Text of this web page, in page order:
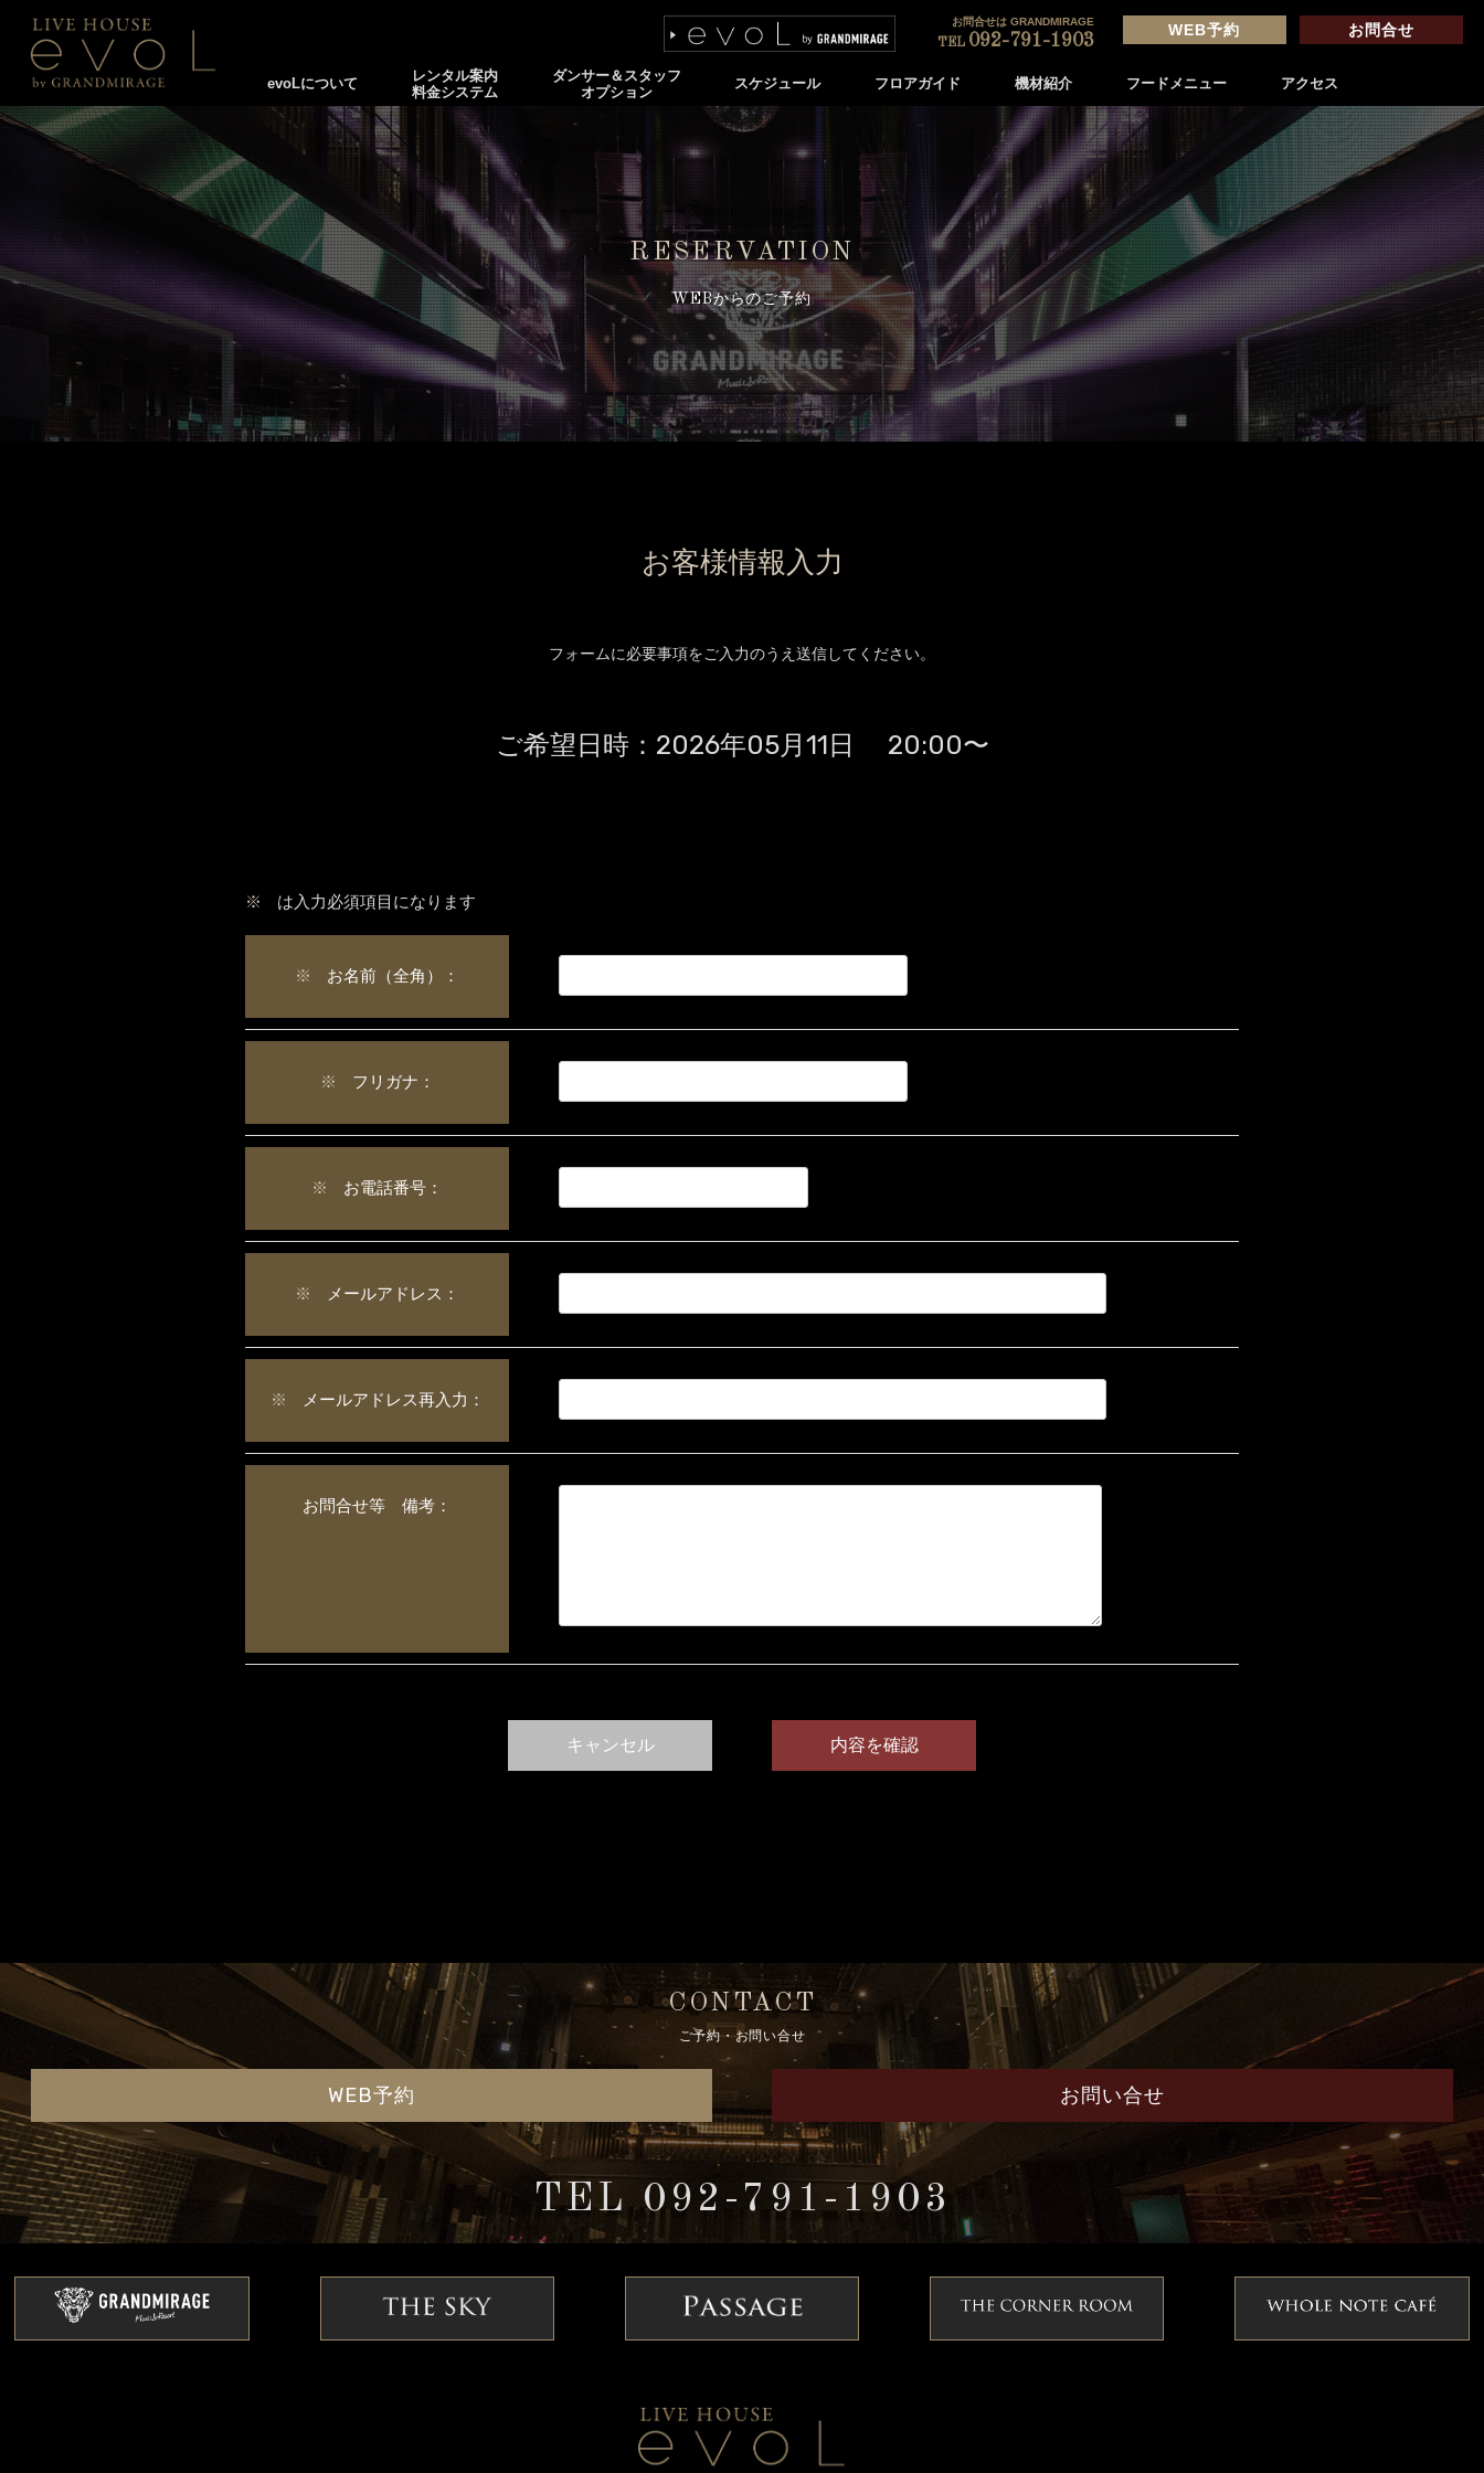
evoLについて
レンタル案内
料金システム
ダンサー＆スタッフ
オプション
スケジュール フロアガイド 機材紹介 フードメニュー アクセス
お問合せは GRANDMIRAGE
TEL 092-791-1903
WEB予約 お問合せ
RESERVATION
WEBからのご予約
お客様情報入力
フォームに必要事項をご入力のうえ送信してください。
ご希望日時： 2026年05月11日 20:00〜
※ は入力必須項目になります
※ お名前（全角）：
※ フリガナ：
※ お電話番号：
※ メールアドレス：
※ メールアドレス再入力：
お問合せ等 備考：
CONTACT
ご予約・お問い合せ
WEB予約 お問い合せ
TEL 092-791-1903